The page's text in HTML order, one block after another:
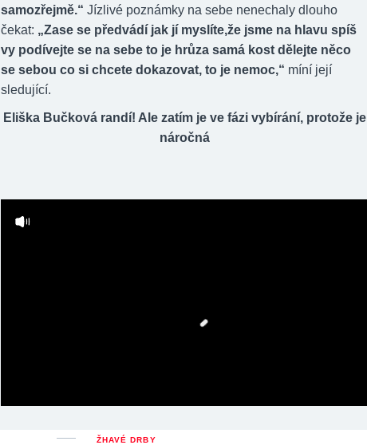
samozřejmě.“ Jízlivé poznámky na sebe nenechaly dlouho
čekat: „Zase se předvádí jak jí myslíte,že jsme na hlavu spíš
vy podívejte se na sebe to je hrůza samá kost dělejte něco
se sebou co si chcete dokazovat, to je nemoc,“ míní její
sledující.
Eliška Bučková randí! Ale zatím je ve fázi vybírání, protože je
náročná
ŽHAVÉ DRBY